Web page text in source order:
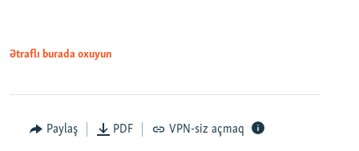
Ətraflı burada oxuyun
Paylaş PDF VPN-siz açmaq